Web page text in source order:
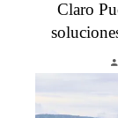
Claro